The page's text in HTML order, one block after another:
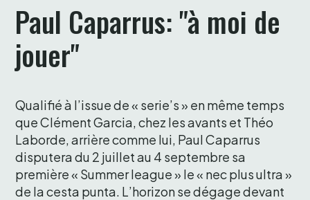
Paul Caparrus: "à moi de
jouer"
Qualifié à l’issue de « serie’s » en même temps
que Clément Garcia, chez les avants et Théo
Laborde, arrière comme lui, Paul Caparrus
disputera du 2 juillet au 4 septembre sa
première « Summer league » le « nec plus ultra »
de la cesta punta. L’horizon se dégage devant